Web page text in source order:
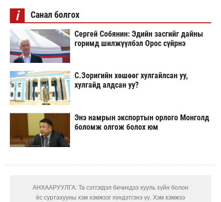
i Санал болгох
Сергей Собянин: Эдийн засгийг дайны
горимд шилжүүлбэл Орос сүйрнэ
С.Зоригийн хөшөөг хулгайлсан уу,
хулгайд алдсан уу?
Энэ намрын экспортын орлого Монголд
боломж олгож болох юм
АНХААРУУЛГА: Та сэтгэгдэл бичихдээ хууль зүйн болон
ёс суртахууны хэм хэмжээг хүндэтгэнэ үү. Хэм хэмжээ